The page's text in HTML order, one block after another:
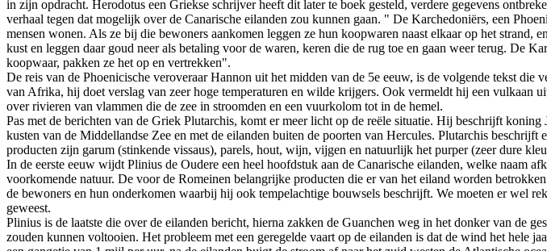
in zijn opdracht. Herodotus een Griekse schrijver heeft dit later te boek gesteld, verdere gegevens
verhaal tegen dat mogelijk over de Canarische eilanden zou kunnen gaan. " De Karchedoniërs, een
mensen wonen. Als ze bij die bewoners aankomen leggen ze hun koopwaren naast elkaar op het
kust en leggen daar goud neer als betaling voor de waren, keren die de rug toe en gaan weer terug. De
koopwaar, pakken ze het op en vertrekken".
De reis van de Phoenicische veroveraar Hannon uit het midden van de 5e eeuw, is de volgende tekst
van Afrika, hij doet verslag van zeer hoge temperaturen en wilde krijgers. Ook vermeldt hij een
over rivieren van vlammen die de zee in stroomden en een vuurkolom tot in de hemel.
Pas met de berichten van de Griek Plutarchis, komt er meer licht op de reële situatie. Hij beschrijft
kusten van de Middellandse Zee en met de eilanden buiten de poorten van Hercules. Plutarchis
producten zijn garum (stinkende vissaus), parels, hout, wijn, vijgen en natuurlijk het purper (zeer dure
In de eerste eeuw wijdt Plinius de Oudere een heel hoofdstuk aan de Canarische eilanden, welke naam
voorkomende natuur. De voor de Romeinen belangrijke producten die er van het eiland worden
de bewoners en hun onderkomen waarbij hij ook tempelachtige bouwsels beschrijft. We moeten er wel
geweest.
Plinius is de laatste die over de eilanden bericht, hierna zakken de Guanchen weg in het donker van de
zouden kunnen voltooien. Het probleem met een geregelde vaart op de eilanden is dat de wind het